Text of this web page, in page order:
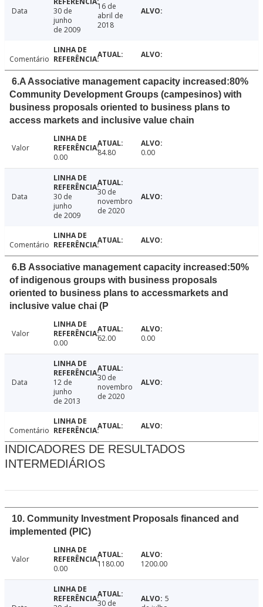
Data
30 de
junho
de 2009
16 de
abril de
2018
Comentário
6.A Associative management capacity increased:80%
Community Development Groups (campesinos) with
business proposals oriented to business plans to
access markets and inclusive value chain
Valor
0.00
84.80 0.00
Data
30 de
junho
de 2009
30 de
novembro
de 2020
Comentário
6.B Associative management capacity increased:50%
of indigenous groups with business proposals
oriented to business plans to accessmarkets and
inclusive value chai (P
Valor
0.00
62.00 0.00
Data
12 de
junho
de 2013
30 de
novembro
de 2020
Comentário
INDICADORES DE RESULTADOS
INTERMEDIÁRIOS
10. Community Investment Proposals financed and
implemented (PIC)
Valor
0.00
1180.00 1200.00
30 de
5